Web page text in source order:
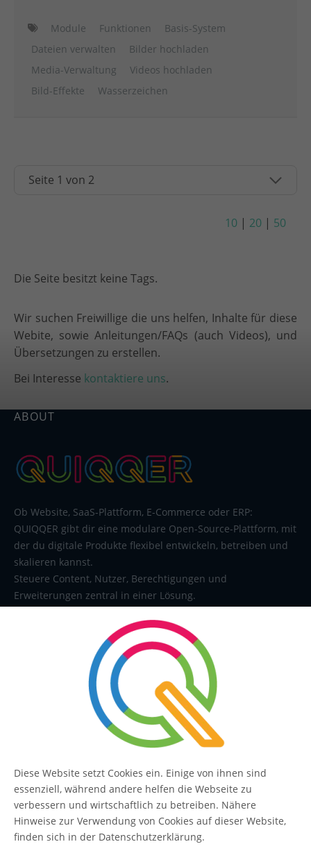
Module Funktionen
Basis-System
Dateien verwalten
Bilder hochladen
Media-Verwaltung
Videos hochladen
Bild-Effekte
Wasserzeichen
10 | 20 | 50
Die Seite besitzt keine Tags.
Wir suchen Freiwillige die uns helfen, Inhalte für diese
Webite, sowie Anleitungen/FAQs (auch Videos), und
Übersetzungen zu erstellen.
Bei Interesse kontaktiere uns.
ABOUT
Ob Website, SaaS-Plattform, E-Commerce oder ERP:
QUIQQER gibt dir eine modulare Open-Source-Plattform, mit
der du digitale Produkte flexibel entwickeln, betreiben und
skalieren kannst.
Steuere Content, Nutzer, Berechtigungen und
Erweiterungen zentral in einer Lösung.
QUIQQER
Blog
Diese Website setzt Cookies ein. Einige von ihnen sind
essenziell, während andere helfen die Webseite zu
verbessern und wirtschaftlich zu betreiben. Nähere
Hinweise zur Verwendung von Cookies auf dieser Website,
finden sich in der Datenschutzerklärung.